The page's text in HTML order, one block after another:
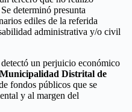
determinó presunta
ediles de la referida
administrativa y/o civil
un perjuicio económico
Municipalidad Distrital de
fondos públicos que se
y al margen del